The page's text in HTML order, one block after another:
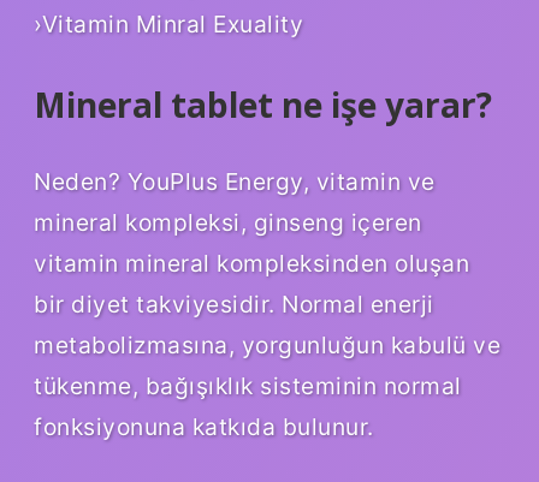
›Vitamin Minral Exuality
Mineral tablet ne işe yarar?
Neden? YouPlus Energy, vitamin ve
mineral kompleksi, ginseng içeren
vitamin mineral kompleksinden oluşan
bir diyet takviyesidir. Normal enerji
metabolizmasına, yorgunluğun kabulü ve
tükenme, bağışıklık sisteminin normal
fonksiyonuna katkıda bulunur.